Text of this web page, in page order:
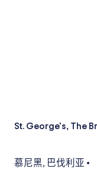
St. George's, The
慕尼黑, 巴伐利亚 •